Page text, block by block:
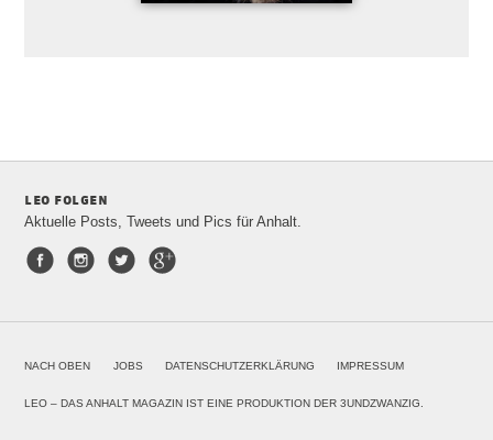
leo folgen
Aktuelle Posts, Tweets und Pics für Anhalt.
FacebookInstagram
Twitter
NACH OBEN JOBS DATENSCHUTZERKLÄRUNG IMPRESSUM
LEO – DAS ANHALT MAGAZIN IST EINE PRODUKTION DER 3UNDZWANZIG.